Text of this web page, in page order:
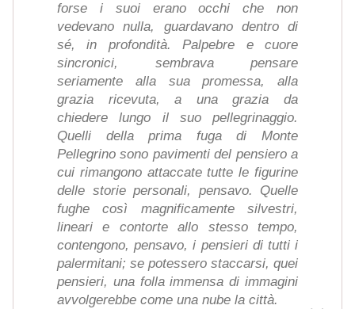
forse i suoi erano occhi che non
vedevano nulla, guardavano dentro di
sé, in profondità. Palpebre e cuore
sincronici, sembrava pensare
seriamente alla sua promessa, alla
grazia ricevuta, a una grazia da
chiedere lungo il suo pellegrinaggio.
Quelli della prima fuga di Monte
Pellegrino sono pavimenti del pensiero a
cui rimangono attaccate tutte le figurine
delle storie personali, pensavo. Quelle
fughe così magnificamente silvestri,
lineari e contorte allo stesso tempo,
contengono, pensavo, i pensieri di tutti i
palermitani; se potessero staccarsi, quei
pensieri, una folla immensa di immagini
avvolgerebbe come una nube la città.